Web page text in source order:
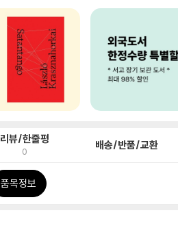
리뷰/한줄평
0 배송/반품/교환
품목정보